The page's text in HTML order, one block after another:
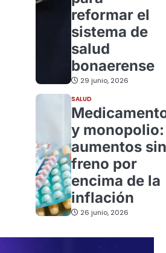
reformar el
sistema de
salud
bonaerense
29 junio, 2026
SALUD
y monopolio:
aumentos sin
freno por
encima de la
inflación
26 junio, 2026